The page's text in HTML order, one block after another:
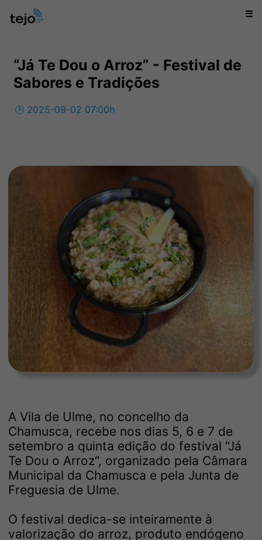
☰
“Já Te Dou o Arroz” - Festival de
Sabores e Tradições
🕒 2025-09-02 07:00h
A Vila de Ulme, no concelho da
Chamusca, recebe nos dias 5, 6 e 7 de
setembro a quinta edição do festival “Já
Te Dou o Arroz“, organizado pela Câmara
Municipal da Chamusca e pela Junta de
Freguesia de Ulme.
O festival dedica-se inteiramente à
valorização do arroz, produto endógeno